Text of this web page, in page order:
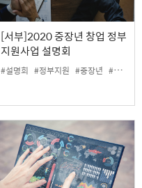
[서부]2020 중장년 창업 정부
지원사업 설명회
#설명회 #정부지원 #중장년 #창업